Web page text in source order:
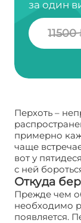
за один
11500
Перхоть –
примерно
чаще
вот у
с ней
Откуда
Прежде чем
необходимо
появляется.